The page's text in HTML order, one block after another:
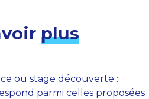
plus
ou stage découverte :
parmi celles proposées